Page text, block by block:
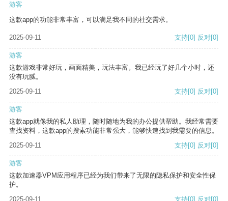
游客
这款app的功能非常丰富，可以满足我不同的社交需求。
2025-09-11 支持[0] 反对[0]
游客
这款游戏非常好玩，画面精美，玩法丰富。我已经玩了好几个小时，还
没有玩腻。
2025-09-11
支持[0] 反对[0]
游客
这款app就像我的私人助理，随时随地为我的办公提供帮助。我经常需要
查找资料，这款app的搜索功能非常强大，能够快速找到我需要的信息。
2025-09-11
支持[0] 反对[0]
游客
这款加速器VPM应用程序已经为我们带来了无限的隐私保护和安全性保
护。
2025-09-11
支持[0] 反对[0]